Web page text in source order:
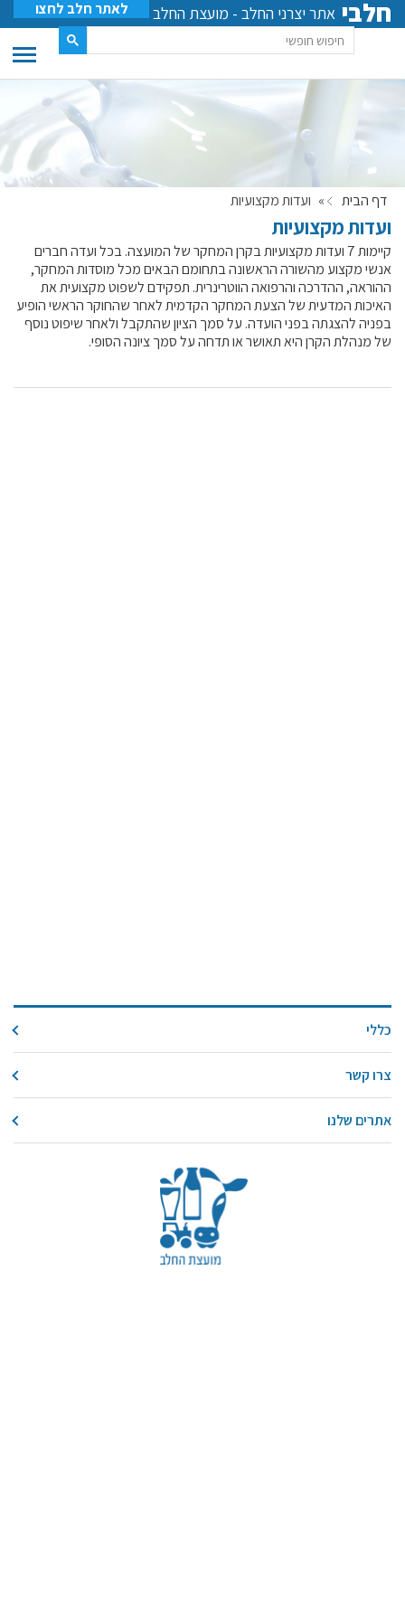
חלבי אתר יצרני החלב - מועצת החלב לאתר חלב לחצו
דף הבית » ועדות מקצועיות
ועדות מקצועיות
קיימות 7 ועדות מקצועיות בקרן המחקר של המועצה. בכל ועדה חברים
אנשי מקצוע מהשורה הראשונה בתחומם הבאים מכל מוסדות המחקר,
ההוראה, ההדרכה והרפואה הווטרינרית. תפקידם לשפוט מקצועית את
האיכות המדעית של הצעת המחקר הקדמית לאחר שהחוקר הראשי הופיע
בפניה להצגתה בפני הועדה. על סמך הציון שהתקבל ולאחר שיפוט נוסף
של מנהלת הקרן היא תאושר או תדחה על סמך ציונה הסופי.
כללי
צרו קשר
אתרים שלנו